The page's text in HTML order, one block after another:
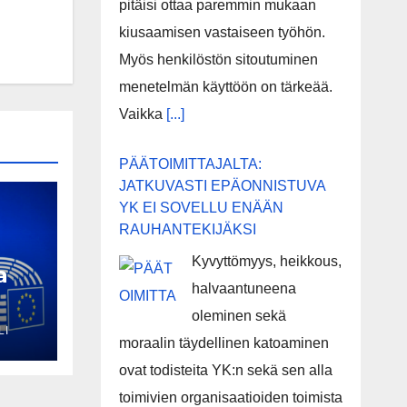
pitäisi ottaa paremmin mukaan
kiusaamisen vastaiseen työhön.
Myös henkilöstön sitoutuminen
menetelmän käyttöön on tärkeää.
Vaikka [...]
PÄÄTOIMITTAJALTA:
JATKUVASTI EPÄONNISTUVA
YK EI SOVELLU ENÄÄN
RAUHANTEKIJÄKSI
Kyvyttömyys, heikkous,
halvaantuneena
oleminen sekä
moraalin täydellinen katoaminen
ovat todisteita YK:n sekä sen alla
toimivien organisaatioiden toimista